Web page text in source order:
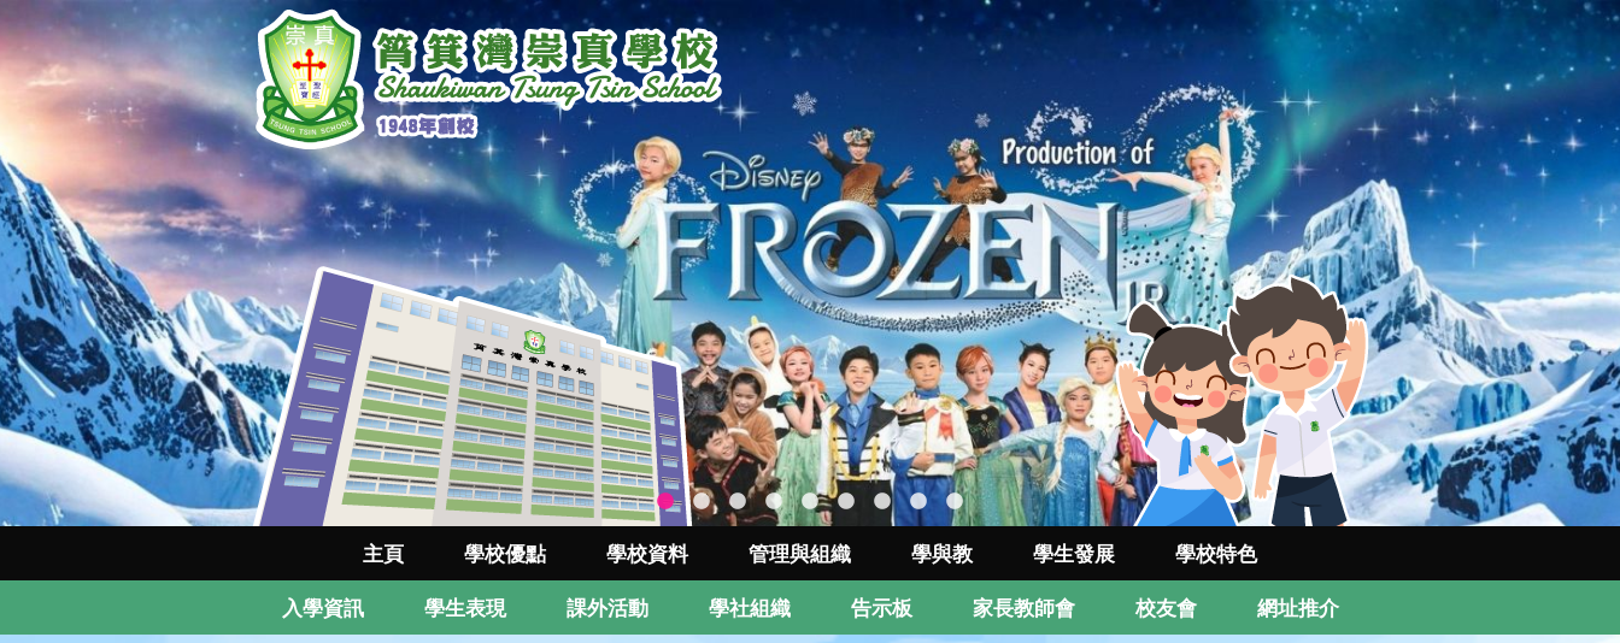
主頁 學校優點 學校資料 管理與組織 學與教 學生發展 學校特色
入學資訊 學生表現 課外活動 學社組織 告示板 家長教師會 校友會 網址推介